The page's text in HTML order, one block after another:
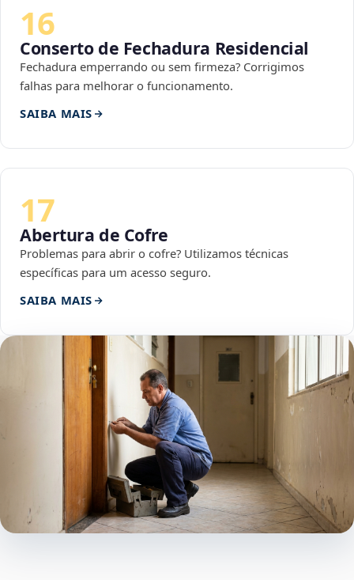
16
Conserto de Fechadura Residencial
Fechadura emperrando ou sem firmeza? Corrigimos
falhas para melhorar o funcionamento.
SAIBA MAIS
17
Abertura de Cofre
Problemas para abrir o cofre? Utilizamos técnicas
específicas para um acesso seguro.
SAIBA MAIS